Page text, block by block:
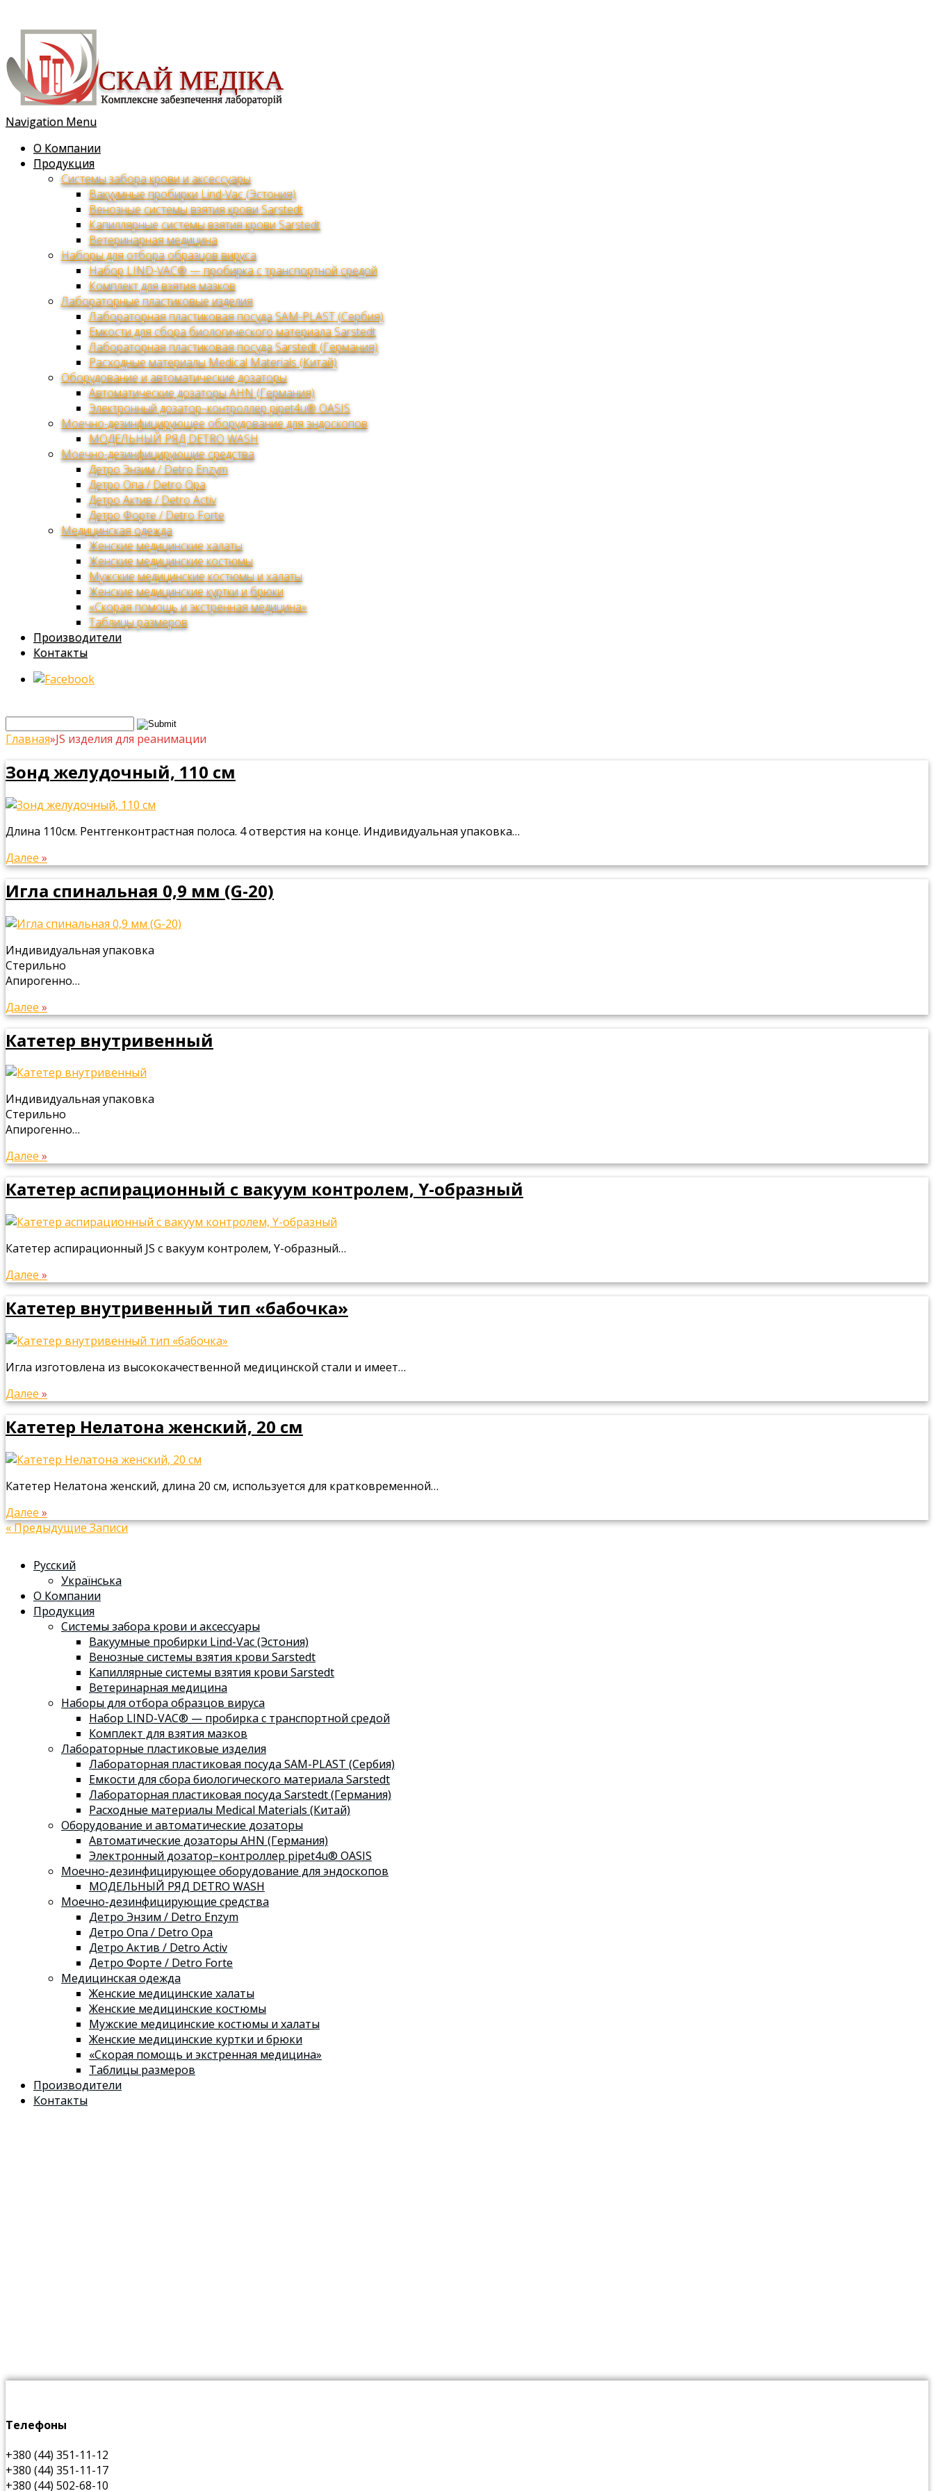
Navigation Menu
О Компании
Продукция
Системы забора крови и аксессуары
Вакуумные пробирки Lind-Vac (Эстония)
Венозные системы взятия крови Sarstedt
Капиллярные системы взятия крови Sarstedt
Ветеринарная медицина
Наборы для отбора образцов вируса
Набор LIND-VAC® — пробирка с транспортной средой
Комплект для взятия мазков
Лабораторные пластиковые изделия
Лабораторная пластиковая посуда SAM-PLAST (Сербия)
Емкости для сбора биологического материала Sarstedt
Лабораторная пластиковая посуда Sarstedt (Германия)
Расходные материалы Medical Materials (Китай)
Оборудование и автоматические дозаторы
Автоматические дозаторы AHN (Германия)
Электронный дозатор–контроллер pipet4u® OASIS
Моечно-дезинфицирующее оборудование для эндоскопов
МОДЕЛЬНЫЙ РЯД DETRO WASH
Моечно-дезинфицирующие средства
Детро Энзим / Detro Enzym
Детро Опа / Detro Opa
Детро Актив / Detro Activ
Детро Форте / Detro Forte
Медицинская одежда
Женские медицинские халаты
Женские медицинские костюмы
Мужские медицинские костюмы и халаты
Женские медицинские куртки и брюки
«Скорая помощь и экстренная медицина»
Таблицы размеров
Производители
Контакты
Главная»JS изделия для реанимации
Зонд желудочный, 110 см
Длина 110см. Рентгенконтрастная полоса. 4 отверстия на конце. Индивидуальная упаковка…
Далее »
Игла спинальная 0,9 мм (G-20)
Индивидуальная упаковка
Стерильно
Апирогенно…
Далее »
Катетер внутривенный
Индивидуальная упаковка
Стерильно
Апирогенно…
Далее »
Катетер аспирационный с вакуум контролем, Y-образный
Катетер аспирационный JS с вакуум контролем, Y-образный…
Далее »
Катетер внутривенный тип «бабочка»
Игла изготовлена из высококачественной медицинской стали и имеет…
Далее »
Катетер Нелатона женский, 20 см
Катетер Нелатона женский, длина 20 см, используется для кратковременной…
Далее »
« Предыдущие Записи
Русский
Українська
О Компании
Продукция
Системы забора крови и аксессуары
Вакуумные пробирки Lind-Vac (Эстония)
Венозные системы взятия крови Sarstedt
Капиллярные системы взятия крови Sarstedt
Ветеринарная медицина
Наборы для отбора образцов вируса
Набор LIND-VAC® — пробирка с транспортной средой
Комплект для взятия мазков
Лабораторные пластиковые изделия
Лабораторная пластиковая посуда SAM-PLAST (Сербия)
Емкости для сбора биологического материала Sarstedt
Лабораторная пластиковая посуда Sarstedt (Германия)
Расходные материалы Medical Materials (Китай)
Оборудование и автоматические дозаторы
Автоматические дозаторы AHN (Германия)
Электронный дозатор–контроллер pipet4u® OASIS
Моечно-дезинфицирующее оборудование для эндоскопов
МОДЕЛЬНЫЙ РЯД DETRO WASH
Моечно-дезинфицирующие средства
Детро Энзим / Detro Enzym
Детро Опа / Detro Opa
Детро Актив / Detro Activ
Детро Форте / Detro Forte
Медицинская одежда
Женские медицинские халаты
Женские медицинские костюмы
Мужские медицинские костюмы и халаты
Женские медицинские куртки и брюки
«Скорая помощь и экстренная медицина»
Таблицы размеров
Производители
Контакты
Телефоны
+380 (44) 351-11-12
+380 (44) 351-11-17
+380 (44) 502-68-10